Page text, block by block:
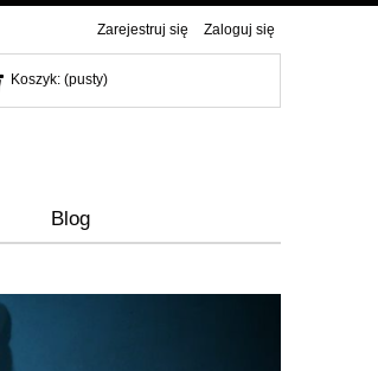
Zarejestruj się Zaloguj się
Koszyk: (pusty)
Blog